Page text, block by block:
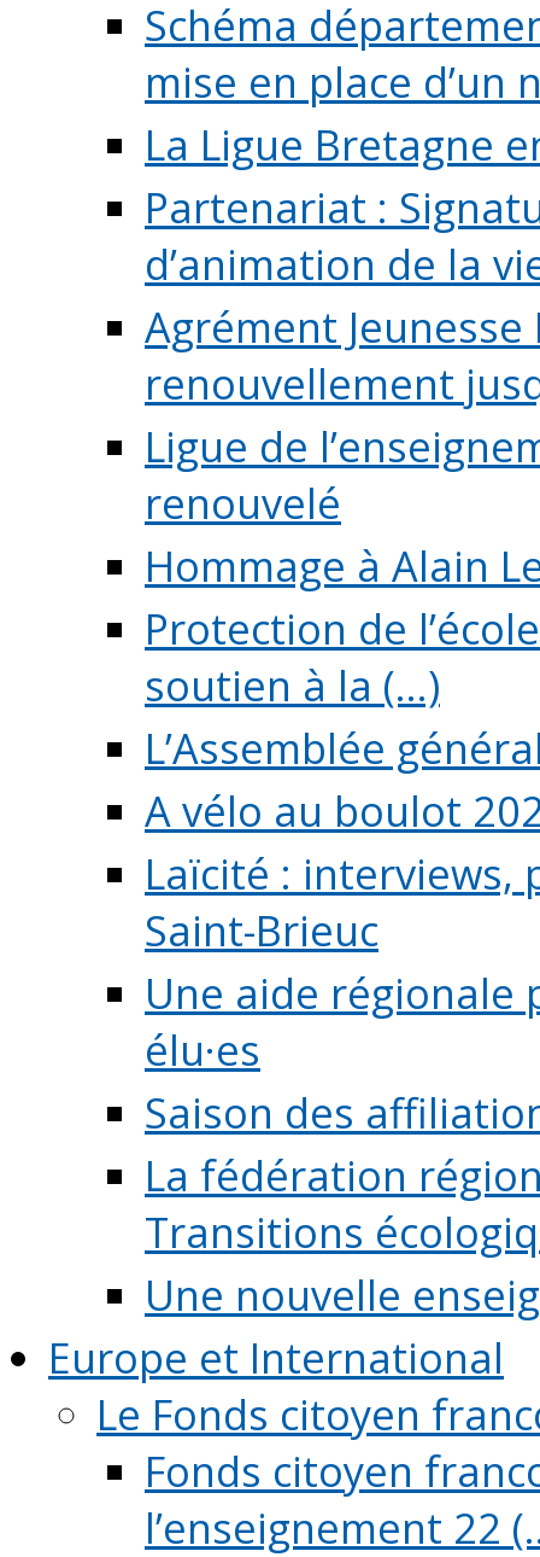
Schéma
mise en place d’un
La Ligue Bretagne
Partenariat :
d’animation de la
Agrément
renouvellement
Ligue de
renouvelé
Hommage à Alain
Protection de
soutien à la (...)
L’Assemblée
A vélo au boulot
Laïcité :
Saint-Brieuc
Une aide régionale
élu·es
Saison des
La fédération
Transitions
Une nouvelle
Europe et International
Le Fonds citoyen
Fonds citoyen
l’enseignement 22